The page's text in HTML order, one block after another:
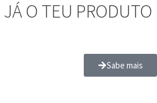
O TEU PRODUTO
Sabe mais